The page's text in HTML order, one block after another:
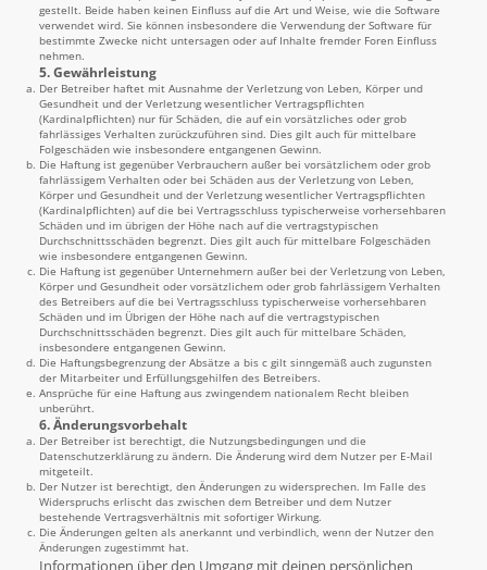
gestellt. Beide haben keinen Einfluss auf die Art und Weise, wie die Software
verwendet wird. Sie können insbesondere die Verwendung der Software für
bestimmte Zwecke nicht untersagen oder auf Inhalte fremder Foren Einfluss
nehmen.
5. Gewährleistung
Der Betreiber haftet mit Ausnahme der Verletzung von Leben, Körper und
Gesundheit und der Verletzung wesentlicher Vertragspflichten
(Kardinalpflichten) nur für Schäden, die auf ein vorsätzliches oder grob
fahrlässiges Verhalten zurückzuführen sind. Dies gilt auch für mittelbare
Folgeschäden wie insbesondere entgangenen Gewinn.
Die Haftung ist gegenüber Verbrauchern außer bei vorsätzlichem oder grob
fahrlässigem Verhalten oder bei Schäden aus der Verletzung von Leben,
Körper und Gesundheit und der Verletzung wesentlicher Vertragspflichten
(Kardinalpflichten) auf die bei Vertragsschluss typischerweise vorhersehbaren
Schäden und im übrigen der Höhe nach auf die vertragstypischen
Durchschnittsschäden begrenzt. Dies gilt auch für mittelbare Folgeschäden
wie insbesondere entgangenen Gewinn.
Die Haftung ist gegenüber Unternehmern außer bei der Verletzung von Leben,
Körper und Gesundheit oder vorsätzlichem oder grob fahrlässigem Verhalten
des Betreibers auf die bei Vertragsschluss typischerweise vorhersehbaren
Schäden und im Übrigen der Höhe nach auf die vertragstypischen
Durchschnittsschäden begrenzt. Dies gilt auch für mittelbare Schäden,
insbesondere entgangenen Gewinn.
Die Haftungsbegrenzung der Absätze a bis c gilt sinngemäß auch zugunsten
der Mitarbeiter und Erfüllungsgehilfen des Betreibers.
Ansprüche für eine Haftung aus zwingendem nationalem Recht bleiben
unberührt.
6. Änderungsvorbehalt
Der Betreiber ist berechtigt, die Nutzungsbedingungen und die
Datenschutzerklärung zu ändern. Die Änderung wird dem Nutzer per E-Mail
mitgeteilt.
Der Nutzer ist berechtigt, den Änderungen zu widersprechen. Im Falle des
Widerspruchs erlischt das zwischen dem Betreiber und dem Nutzer
bestehende Vertragsverhältnis mit sofortiger Wirkung.
Die Änderungen gelten als anerkannt und verbindlich, wenn der Nutzer den
Änderungen zugestimmt hat.
Informationen über den Umgang mit deinen persönlichen